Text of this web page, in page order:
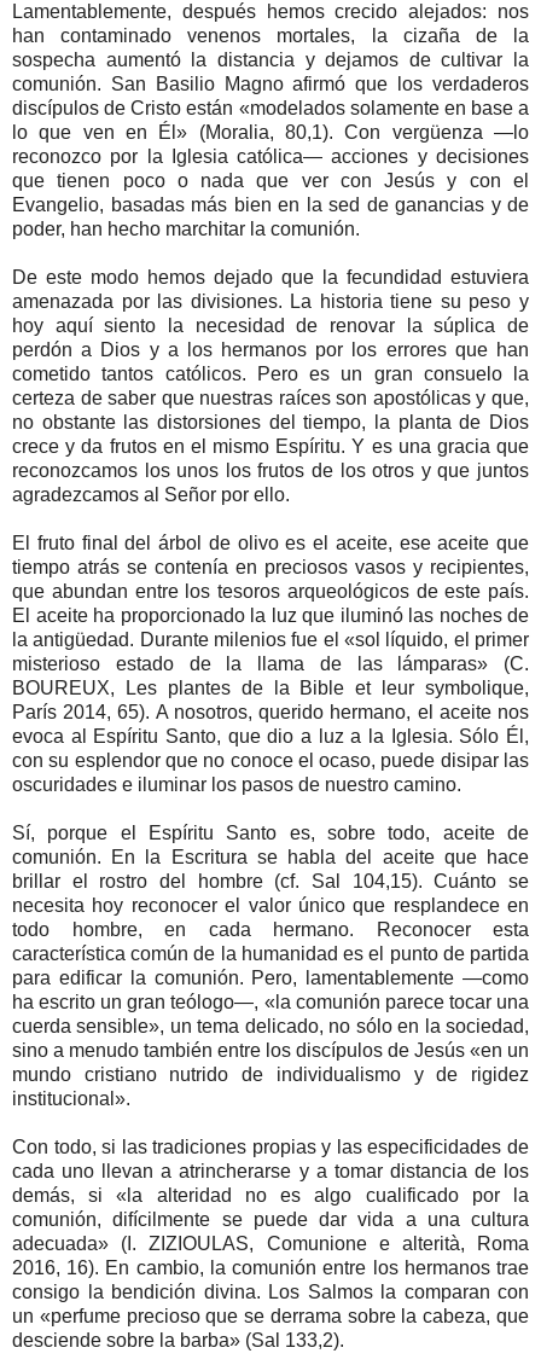
Lamentablemente, después hemos crecido alejados: nos
han contaminado venenos mortales, la cizaña de la
sospecha aumentó la distancia y dejamos de cultivar la
comunión. San Basilio Magno afirmó que los verdaderos
discípulos de Cristo están «modelados solamente en base a
lo que ven en Él» (Moralia, 80,1). Con vergüenza —lo
reconozco por la Iglesia católica— acciones y decisiones
que tienen poco o nada que ver con Jesús y con el
Evangelio, basadas más bien en la sed de ganancias y de
poder, han hecho marchitar la comunión.
De este modo hemos dejado que la fecundidad estuviera
amenazada por las divisiones. La historia tiene su peso y
hoy aquí siento la necesidad de renovar la súplica de
perdón a Dios y a los hermanos por los errores que han
cometido tantos católicos. Pero es un gran consuelo la
certeza de saber que nuestras raíces son apostólicas y que,
no obstante las distorsiones del tiempo, la planta de Dios
crece y da frutos en el mismo Espíritu. Y es una gracia que
reconozcamos los unos los frutos de los otros y que juntos
agradezcamos al Señor por ello.
El fruto final del árbol de olivo es el aceite, ese aceite que
tiempo atrás se contenía en preciosos vasos y recipientes,
que abundan entre los tesoros arqueológicos de este país.
El aceite ha proporcionado la luz que iluminó las noches de
la antigüedad. Durante milenios fue el «sol líquido, el primer
misterioso estado de la llama de las lámparas» (C.
BOUREUX, Les plantes de la Bible et leur symbolique,
París 2014, 65). A nosotros, querido hermano, el aceite nos
evoca al Espíritu Santo, que dio a luz a la Iglesia. Sólo Él,
con su esplendor que no conoce el ocaso, puede disipar las
oscuridades e iluminar los pasos de nuestro camino.
Sí, porque el Espíritu Santo es, sobre todo, aceite de
comunión. En la Escritura se habla del aceite que hace
brillar el rostro del hombre (cf. Sal 104,15). Cuánto se
necesita hoy reconocer el valor único que resplandece en
todo hombre, en cada hermano. Reconocer esta
característica común de la humanidad es el punto de partida
para edificar la comunión. Pero, lamentablemente —como
ha escrito un gran teólogo—, «la comunión parece tocar una
cuerda sensible», un tema delicado, no sólo en la sociedad,
sino a menudo también entre los discípulos de Jesús «en un
mundo cristiano nutrido de individualismo y de rigidez
institucional».
Con todo, si las tradiciones propias y las especificidades de
cada uno llevan a atrincherarse y a tomar distancia de los
demás, si «la alteridad no es algo cualificado por la
comunión, difícilmente se puede dar vida a una cultura
adecuada» (I. ZIZIOULAS, Comunione e alterità, Roma
2016, 16). En cambio, la comunión entre los hermanos trae
consigo la bendición divina. Los Salmos la comparan con
un «perfume precioso que se derrama sobre la cabeza, que
desciende sobre la barba» (Sal 133,2).